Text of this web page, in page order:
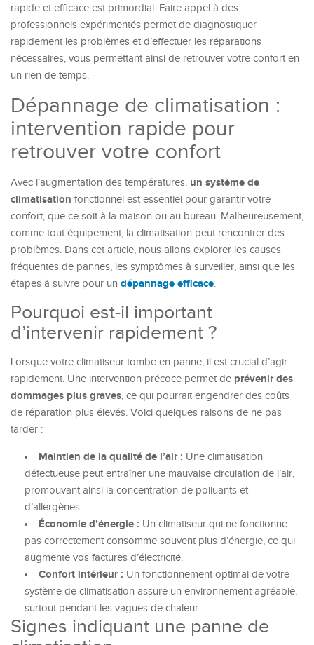
rapide et efficace est primordial. Faire appel à des
professionnels expérimentés permet de diagnostiquer
rapidement les problèmes et d’effectuer les réparations
nécessaires, vous permettant ainsi de retrouver votre confort en
un rien de temps.
Dépannage de climatisation :
intervention rapide pour
retrouver votre confort
Avec l’augmentation des températures, un système de
climatisation fonctionnel est essentiel pour garantir votre
confort, que ce soit à la maison ou au bureau. Malheureusement,
comme tout équipement, la climatisation peut rencontrer des
problèmes. Dans cet article, nous allons explorer les causes
fréquentes de pannes, les symptômes à surveiller, ainsi que les
étapes à suivre pour un dépannage efficace.
Pourquoi est-il important
d’intervenir rapidement ?
Lorsque votre climatiseur tombe en panne, il est crucial d’agir
rapidement. Une intervention précoce permet de prévenir des
dommages plus graves, ce qui pourrait engendrer des coûts
de réparation plus élevés. Voici quelques raisons de ne pas
tarder :
Maintien de la qualité de l’air : Une climatisation
défectueuse peut entraîner une mauvaise circulation de l’air,
promouvant ainsi la concentration de polluants et
d’allergènes.
Économie d’énergie : Un climatiseur qui ne fonctionne
pas correctement consomme souvent plus d’énergie, ce qui
augmente vos factures d’électricité.
Confort intérieur : Un fonctionnement optimal de votre
système de climatisation assure un environnement agréable,
surtout pendant les vagues de chaleur.
Signes indiquant une panne de